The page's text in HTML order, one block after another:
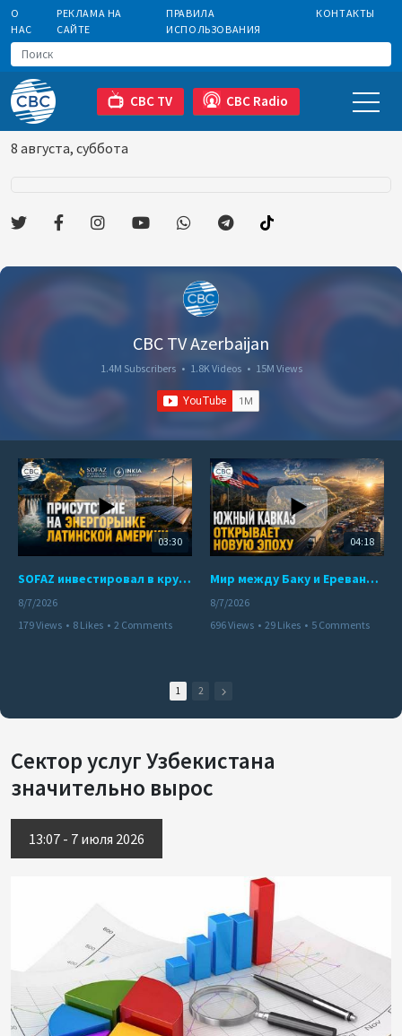
О
НАС
РЕКЛАМА НА
САЙТЕ
ПРАВИЛА
ИСПОЛЬЗОВАНИЯ
КОНТАКТЫ
CBC TV CBC Radio
8 августа, суббота
CBC TV Azerbaijan
1.4M Subscribers • 1.8K Videos • 15M Views
03:30
SOFAZ инвестировал в крупнейшего независимого производителя электроэнергии Перу
8/7/2026
179 Views • 8 Likes • 2 Comments
04:18
Мир между Баку и Ереваном запускает крупные логистические проекты
8/7/2026
696 Views • 29 Likes • 5 Comments
1 2
Сектор услуг Узбекистана
значительно вырос
13:07 - 7 июля 2026